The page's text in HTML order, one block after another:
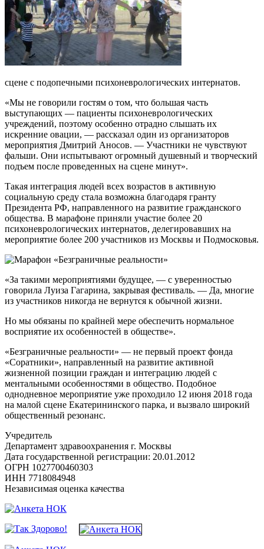
сцене с подопечными психоневрологических интернатов.
«Мы не говорили гостям о том, что большая часть
выступающих — пациенты психоневрологических
учреждений, поэтому особенно отрадно слышать их
искренние овации, — рассказал один из организаторов
мероприятия Дмитрий Аносов. — Участники не чувствуют
фальши. Они испытывают огромный душевный и творческий
подъем после проведенных на сцене минут».
Такая интеграция людей всех возрастов в активную
социальную среду стала возможна благодаря гранту
Президента РФ, направленного на развитие гражданского
общества. В марафоне приняли участие более 20
психоневрологических интернатов, делегировавших на
мероприятие более 200 участников из Москвы и Подмосковья.
«За такими мероприятиями будущее, — с уверенностью
говорила Луиза Гагарина, закрывая фестиваль. — Да, многие
из участников никогда не вернутся к обычной жизни.
Но мы обязаны по крайней мере обеспечить нормальное
восприятие их особенностей в обществе».
«Безграничные реальности» — не первый проект фонда
«Соратники», направленный на развитие активной
жизненной позиции граждан и интеграцию людей с
ментальными особенностями в общество. Подобное
однодневное мероприятие уже проходило 12 июня 2018 года
на малой сцене Екатерининского парка, и вызвало широкий
общественный резонанс.
Учредитель
Департамент здравоохранения г. Москвы
Дата государственной регистрации: 20.01.2012
ОГРН 1027700460303
ИНН 7718084948
Независимая оценка качества